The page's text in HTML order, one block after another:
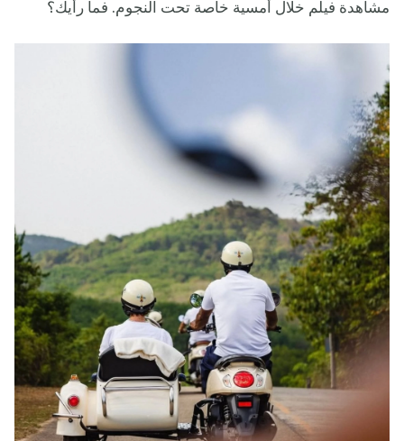
مشاهدة فيلم خلال أمسية خاصة تحت النجوم. فما رأيك؟